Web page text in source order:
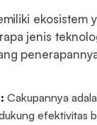
ekosistem
jenis
Cakupannya
efektivitas